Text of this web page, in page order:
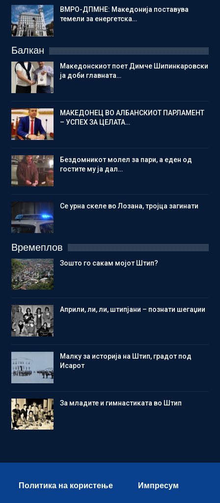
ВМРО-ДПМНЕ: Македонија поставува
темели за енергетска…
Балкан
Македонскиот поет Димче Шипинкаровски
ја доби главната…
МАКЕДОНЕЦ ВО АЛБАНСКИОТ ПАРЛАМЕНТ
– УСПЕХ ЗА ЦЕЛАТА…
Бездомникот молел за пари, а еден од
гостите му ја дал…
Се урна скеле во Лозана, тројца загинати
Времеплов
Зошто го сакам мојот Штип?
Aприли, ли, ли, штипјани – познати шегаџии
Малку за историја на Штип, градот под
Исарот
Зa младите и гимнастиката во Штип
Политика на користење Импресум